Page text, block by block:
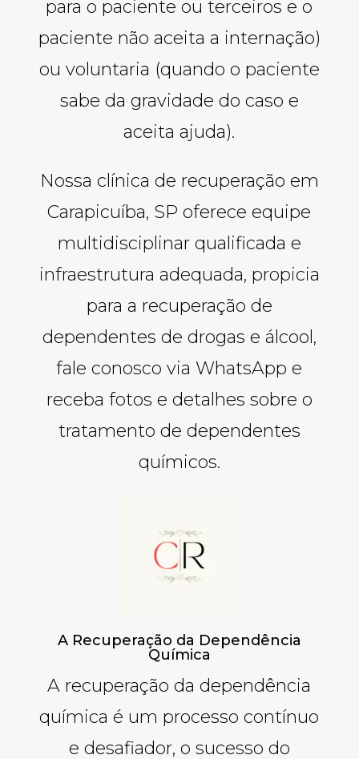
para o paciente ou terceiros e o
paciente não aceita a internação)
ou voluntaria (quando o paciente
sabe da gravidade do caso e
aceita ajuda).
Nossa clínica de recuperação em
Carapicuíba, SP oferece equipe
multidisciplinar qualificada e
infraestrutura adequada, propicia
para a recuperação de
dependentes de drogas e álcool,
fale conosco via WhatsApp e
receba fotos e detalhes sobre o
tratamento de dependentes
químicos.
A Recuperação da Dependência
Química
A recuperação da dependência
química é um processo contínuo
e desafiador, o sucesso do